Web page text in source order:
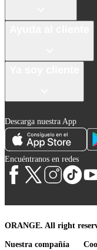
Descarga nuestra App
Encuéntranos en redes
ORANGE. All right
Nuestra compañía